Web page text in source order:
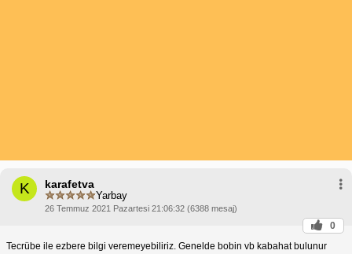
K karafetva
Yarbay
26 Temmuz 2021 Pazartesi 21:06:32 (6388 mesaj)
0
Tecrübe ile ezbere bilgi veremeyebiliriz. Genelde bobin vb kabahat bulunur